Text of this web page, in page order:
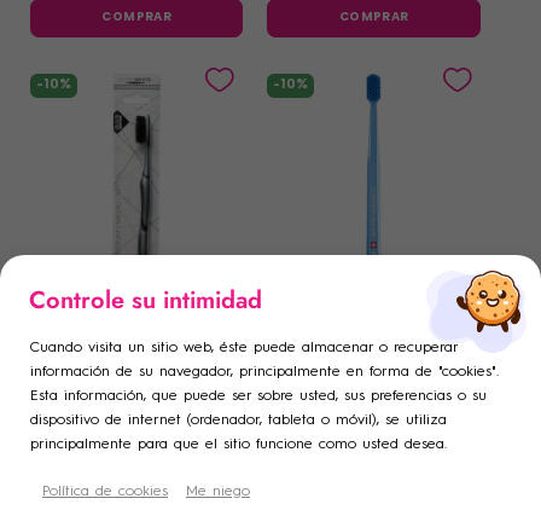
COMPRAR COMPRAR
-10%
SUPERWHITE
Superwhite Black Edition
1 ,14 €
1,02 €
COMPRAR
-10%
Cepillo dental Curaprox CS
5460
5,75 €
5,17 €
COMPRAR
-10%
Añadir a la lista de deseos ×
add_circle_outline Crear una nueva lista
((modalTitle)) ×
Crear lista de deseos ×
Nombre de la lista de deseos
Cancelar Crear lista de deseos
Iniciar sesión ×
Debe iniciar sesión para guardar productos en su lista de
deseos.
Cancelar Iniciar sesión
Controle su intimidad
Cuando visita un sitio web, éste puede almacenar o recuperar
información de su navegador, principalmente en forma de "cookies".
Esta información, que puede ser sobre usted, sus preferencias o su
dispositivo de internet (ordenador, tableta o móvil), se utiliza
principalmente para que el sitio funcione como usted desea.
Política de cookies Me niego